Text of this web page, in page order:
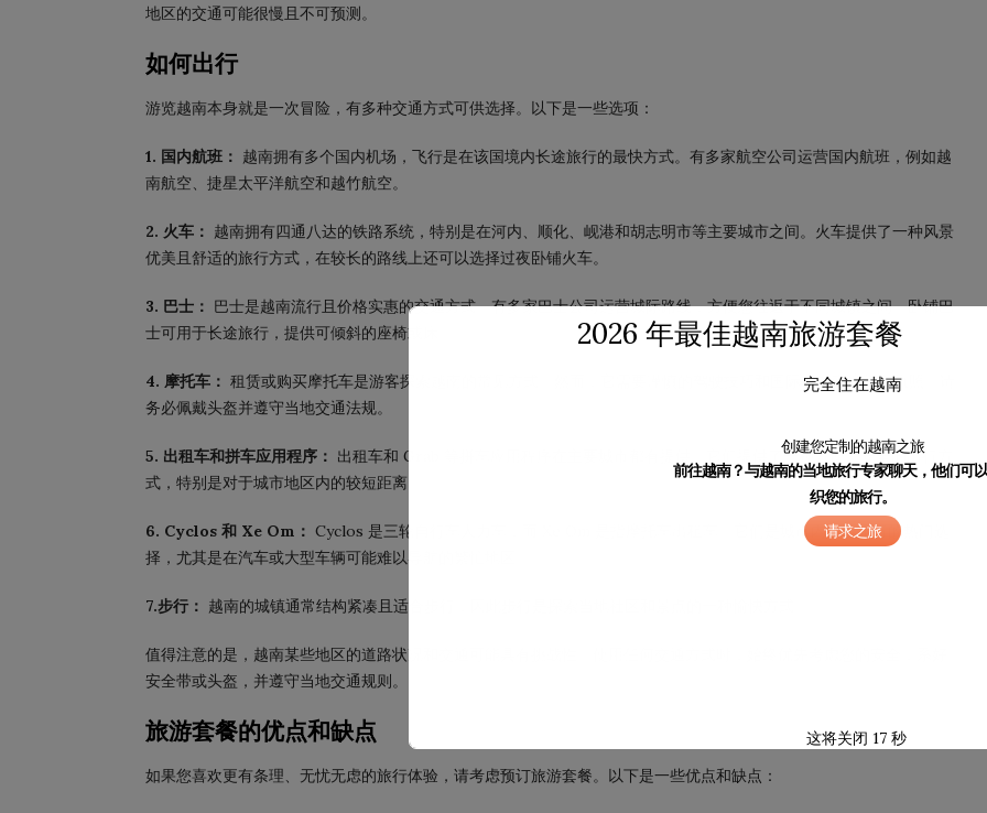
地区的交通可能很慢且不可预测。
如何出行
游览越南本身就是一次冒险，有多种交通方式可供选择。以下是一些选项：
1. 国内航班： 越南拥有多个国内机场，飞行是在该国境内长途旅行的最快方式。有多家航空公司运营国内航班，例如越
南航空、捷星太平洋航空​​和越竹航空。
2. 火车： 越南拥有四通八达的铁路系统，特别是在河内、顺化、岘港和胡志明市等主要城市之间。火车提供了一种风景
优美且舒适的旅行方式，在较长的路线上还可以选择过夜卧铺火车。
3. 巴士： 巴士是越南流行且价格实惠的交通方式。有多家巴士公司运营城际路线，方便您往返于不同城镇之间。卧铺巴
士可用于长途旅行，提供可倾斜的座椅或床。
4. 摩托车： 租赁或购买摩托车是游客探索越南的常见方式。然而，它需要谨慎的驾驶技巧和国际或越南摩托车执照。请
务必佩戴头盔并遵守当地交通法规。
5. 出租车和拼车应用程序： 出租车和 Grab 等拼车应用程序在主要城市都有提供。它们提供了一种方便、安全的出行方
式，特别是对于城市地区内的较短距离。
6. Cyclos 和 Xe Om： Cyclos 是三轮自行车人力车，而 Xe Om 是指摩托车出租车。它们是城市内短途旅行的热门选
择，尤其是在汽车或大型车辆可能难以导航的繁忙地区。
7.步行： 越南的城镇通常结构紧凑且适合步行，因此步行是探索当地社区和景点的一种愉快方式。
值得注意的是，越南某些地区的道路状况和交通可能具有挑战性。使用任何交通方式时，始终优先考虑您的安全，系好
安全带或头盔，并遵守当地交通规则。
旅游套餐的优点和缺点
如果您喜欢更有条理、无忧无虑的旅行体验，请考虑预订旅游套餐。以下是一些优点和缺点：
2026 年最佳越南旅游套餐
完全住在越南
创建您定制的越南之旅
前往越南？与越南的当地旅行专家聊天，他们可
织您的旅行。
请求之旅
这将关闭 16 秒